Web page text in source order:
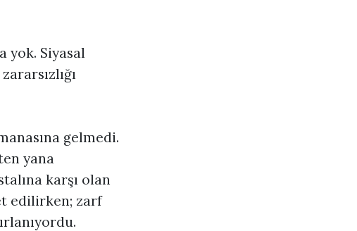
yok. Siyasal
gelmedi.
yana
karşı olan
edilirken; zarf